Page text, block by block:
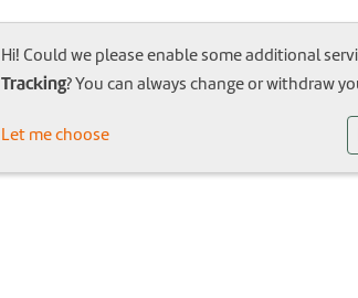
Nieuwbouw Team Aanmelden
Hi! Could we please enable some additional
Tracking? You can always change or withdraw
Let me choose